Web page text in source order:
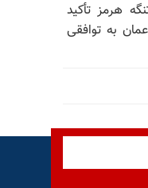
هرمز تأکید
به توافقی